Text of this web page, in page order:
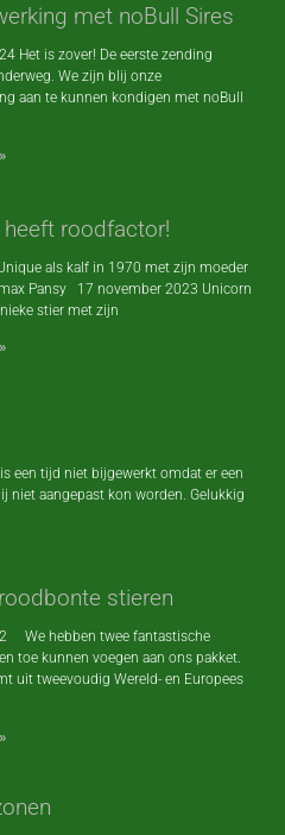
met noBull Sires
Het is zover! De eerste zending
We zijn blij onze
aan te kunnen kondigen met noBull
heeft roodfactor!
als kalf in 1970 met zijn moeder
Pansy 17 november 2023 Unicorn
stier met zijn
een tijd niet bijgewerkt omdat er een
niet aangepast kon worden. Gelukkig
stieren
We hebben twee fantastische
toe kunnen voegen aan ons pakket.
uit tweevoudig Wereld- en Europees